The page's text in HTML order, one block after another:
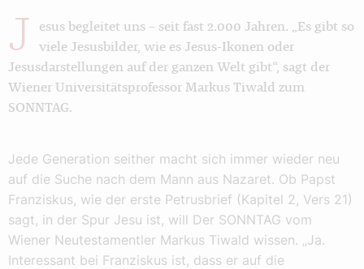
J
esus begleitet uns – seit fast 2.000 Jahren. „Es gibt so
viele Jesusbilder, wie es Jesus-Ikonen oder
Jesusdarstellungen auf der ganzen Welt gibt“, sagt der
Wiener Universitätsprofessor Markus Tiwald zum
SONNTAG.
Jede Generation seither macht sich immer wieder neu
auf die Suche nach dem Mann aus Nazaret. Ob Papst
Franziskus, wie der erste Petrusbrief (Kapitel 2, Vers 21)
sagt, in der Spur Jesu ist, will Der SONNTAG vom
Wiener Neutestamentler Markus Tiwald wissen. „Ja.
Interessant bei Franziskus ist, dass er auf die